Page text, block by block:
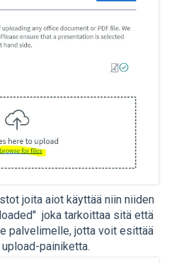
joita aiot käyttää niin niiden
joka tarkoittaa sitä että
palvelimelle, jotta voit esittää
painiketta.